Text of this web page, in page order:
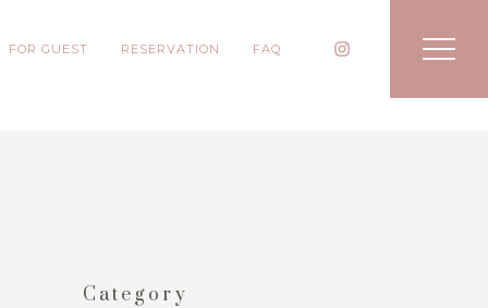
FOR GUEST RESERVATION FAQ
Category